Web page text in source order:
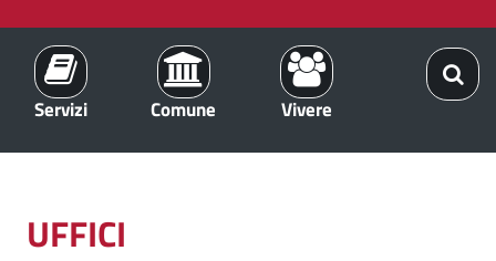
Servizi Comune Vivere
UFFICI